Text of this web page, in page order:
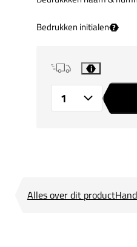
Bedrukken initialen ?
i
Alles over dit product